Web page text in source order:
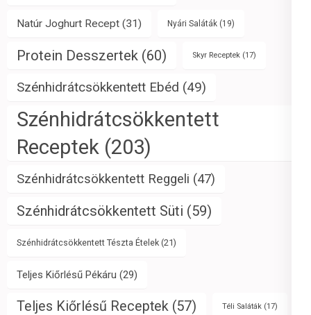
Natúr Joghurt Recept (31) Nyári Saláták (19)
Protein Desszertek (60) Skyr Receptek (17)
Szénhidrátcsökkentett Ebéd (49)
Szénhidrátcsökkentett
Receptek (203)
Szénhidrátcsökkentett Reggeli (47)
Szénhidrátcsökkentett Süti (59)
Szénhidrátcsökkentett Tészta Ételek (21)
Teljes Kiőrlésű Pékáru (29)
Teljes Kiőrlésű Receptek (57) Téli Saláták (17)